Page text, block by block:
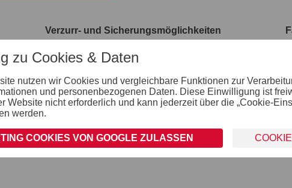
Verzurr- und Sicherungsmöglichkeiten
verstellbar)
Räder und Achsen
robuste Gummifederachse
wartungsfreie Kompaktradlager
stoßfeste Kunststoffkotflügel
zu Cookies & Daten
nutzen wir Cookies und vergleichbare Funktionen zur
und personenbezogenen Daten. Diese Einwilligung ist
Website nicht erforderlich und kann jederzeit über die „Cookie-
werden.
COOKIES VON GOOGLE ZULASSEN